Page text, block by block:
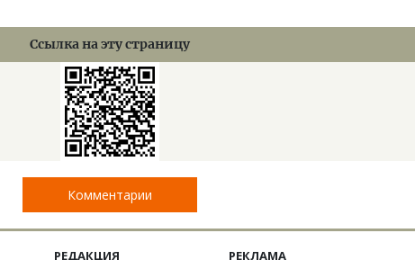
Ссылка на эту страницу
Комментарии
РЕДАКЦИЯ РЕКЛАМА